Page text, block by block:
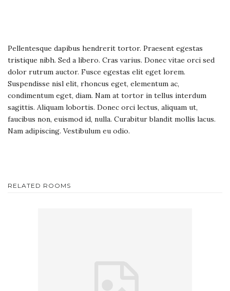
Pellentesque dapibus hendrerit tortor. Praesent egestas
tristique nibh. Sed a libero. Cras varius. Donec vitae orci sed
dolor rutrum auctor. Fusce egestas elit eget lorem.
Suspendisse nisl elit, rhoncus eget, elementum ac,
condimentum eget, diam. Nam at tortor in tellus interdum
sagittis. Aliquam lobortis. Donec orci lectus, aliquam ut,
faucibus non, euismod id, nulla. Curabitur blandit mollis lacus.
Nam adipiscing. Vestibulum eu odio.
RELATED ROOMS